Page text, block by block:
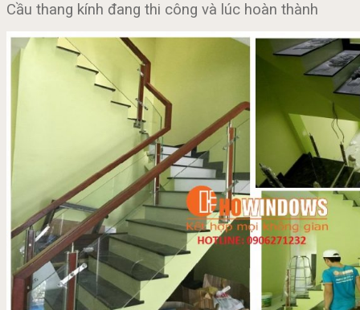
Cầu thang kính đang thi công và lúc hoàn thành